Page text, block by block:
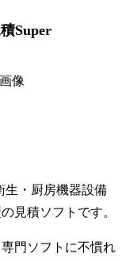
Super
生・厨房機器設備
見積ソフトです。
門ソフトに不慣れ